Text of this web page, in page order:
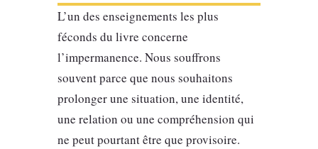
L’un des enseignements les plus
féconds du livre concerne
l’impermanence. Nous souffrons
souvent parce que nous souhaitons
prolonger une situation, une identité,
une relation ou une compréhension qui
ne peut pourtant être que provisoire.